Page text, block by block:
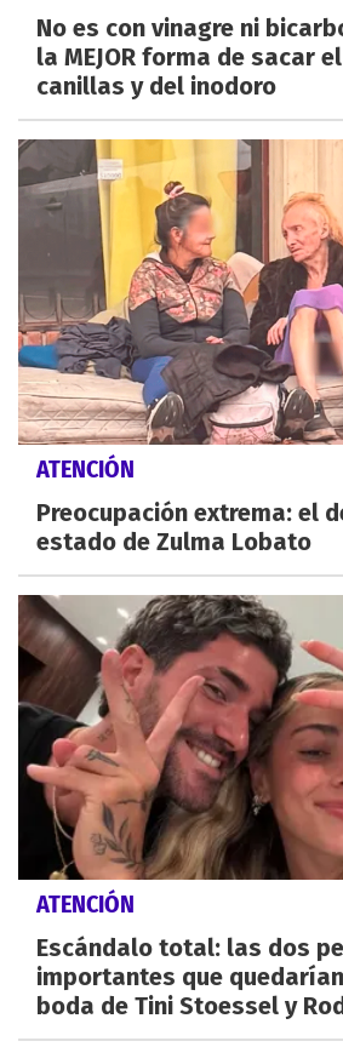
No es con vinagre ni
la MEJOR forma de sacar
canillas y del inodoro
ATENCIÓN
Preocupación extrema: el
estado de Zulma Lobato
ATENCIÓN
Escándalo total: las dos
importantes que
boda de Tini Stoessel y